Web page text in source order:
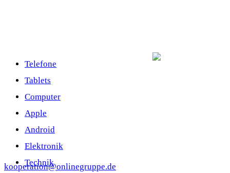
Telefone
Tablets
Computer
Apple
Android
Elektronik
Technik
kooperation@onlinegruppe.de